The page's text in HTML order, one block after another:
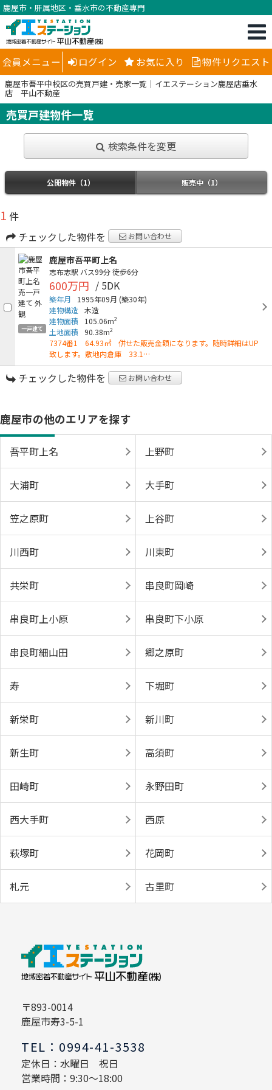
鹿屋市・肝属地区・垂水市の不動産専門
会員メニュー ログイン お気に入り 物件リクエスト
鹿屋市吾平中校区の売買戸建・売家一覧｜イエステーション鹿屋店垂水
店 平山不動産
売買戸建物件一覧
検索条件を変更
公開物件（1） 販売中（1）
1 件
チェックした物件を
お問い合わせ
一戸建て
鹿屋市吾平町上名
志布志駅 バス99分徒歩6分
600万円 / 5DK
築年月 1995年09月 (築30年)
建物構造 木造
建物面積
105.06m2
土地面積 90.38m2
7374番1 64.93㎡ 併せた販売金額になります。随時詳細はUP
致します。敷地内倉庫 33.1…
チェックした物件を お問い合わせ
鹿屋市の他のエリアを探す
吾平町上名 上野町
大浦町 大手町
笠之原町 上谷町
川西町 川東町
共栄町 串良町岡崎
串良町上小原 串良町下小原
串良町細山田 郷之原町
寿 下堀町
新栄町 新川町
新生町 高須町
田崎町 永野田町
西大手町 西原
萩塚町 花岡町
札元 古里町
〒893-0014
鹿屋市寿3-5-1
TEL：0994-41-3538
定休日：水曜日 祝日
営業時間：9:30～18:00